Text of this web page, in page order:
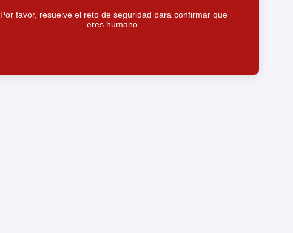
Por favor, resuelve el reto de seguridad para confirmar que
eres humano.